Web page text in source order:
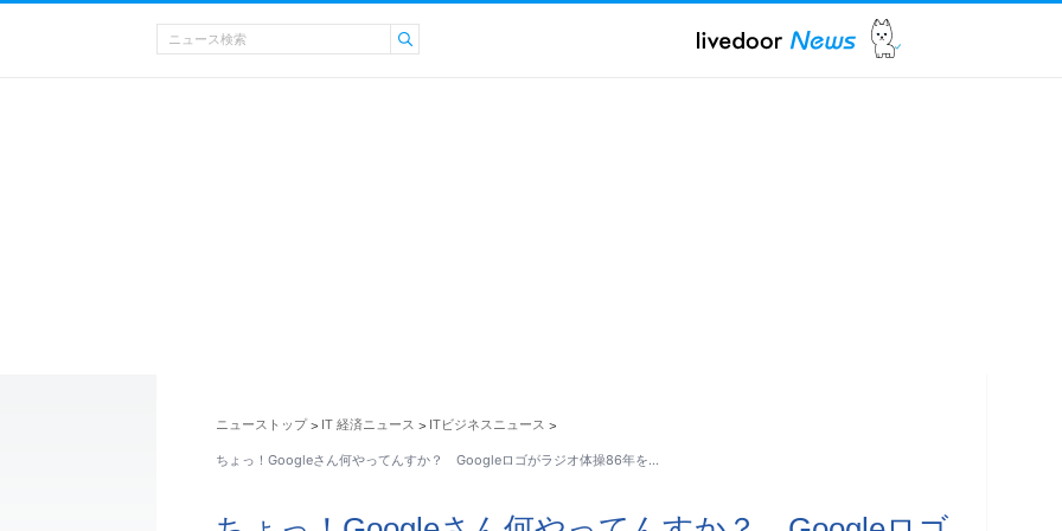
ニューストップ > IT 経済ニュース > ITビジネスニュース >
ちょっ！Googleさん何やってんすか？ Googleロゴがラジオ体操86年を…